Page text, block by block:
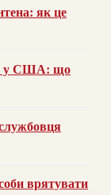
як це
у США: що
врятувати